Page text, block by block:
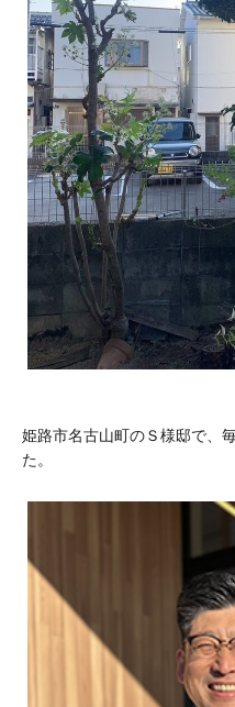
姫路市名古山町のＳ様邸で、
た。